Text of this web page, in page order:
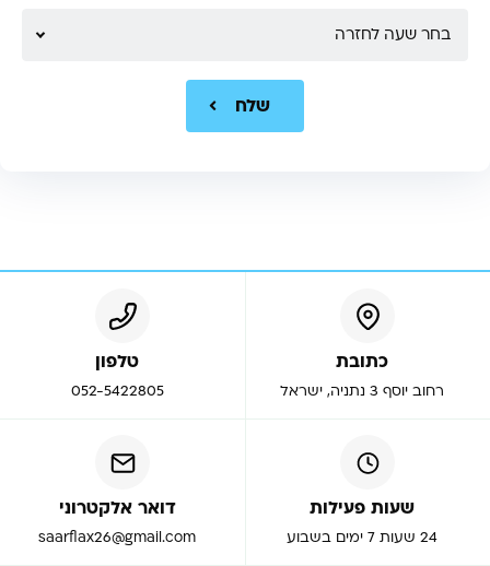
בחר שעה לחזרה
שלח
כתובת
רחוב יוסף 3 נתניה, ישראל
טלפון
052-5422805
שעות פעילות
24 שעות 7 ימים בשבוע
דואר אלקטרוני
saarflax26@gmail.com